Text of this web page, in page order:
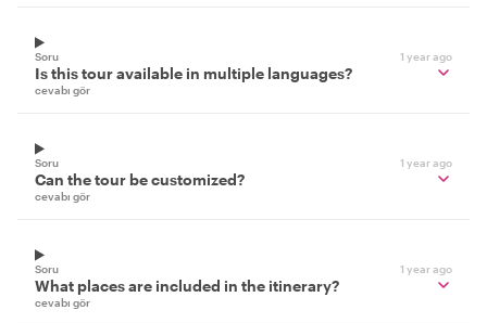
Soru 1 year ago
Is this tour available in multiple languages?
cevabı gör
Soru 1 year ago
Can the tour be customized?
cevabı gör
Soru 1 year ago
What places are included in the itinerary?
cevabı gör